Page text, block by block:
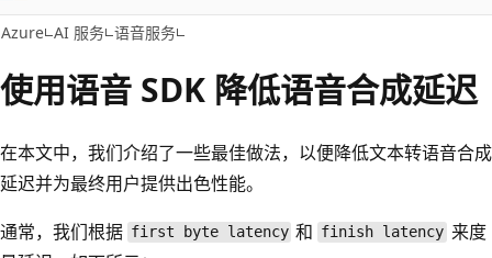
Azure AI 服务 语音服务
使用语音 SDK 降低语音合成延迟
在本文中，我们介绍了一些最佳做法，以便降低文本转语音合成
延迟并为最终用户提供出色性能。
通常，我们根据 first byte latency 和 finish latency 来度